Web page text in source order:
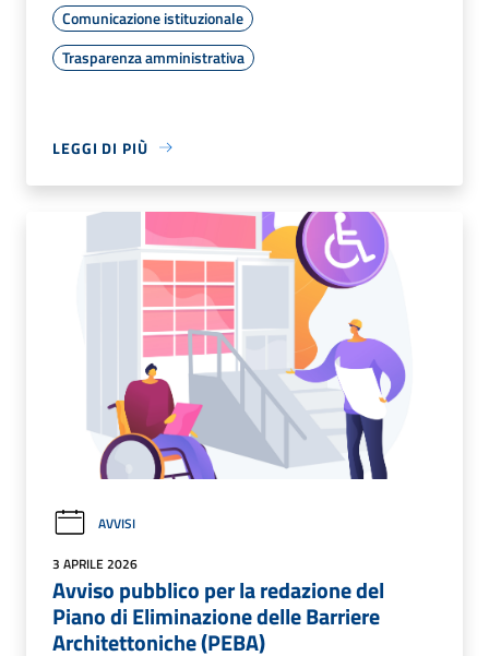
Comunicazione istituzionale
Trasparenza amministrativa
LEGGI DI PIÙ
AVVISI
3 APRILE 2026
Avviso pubblico per la redazione del
Piano di Eliminazione delle Barriere
Architettoniche (PEBA)